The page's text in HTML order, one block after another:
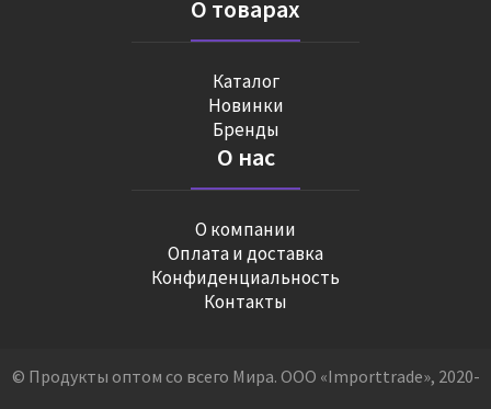
О товарах
Каталог
Новинки
Бренды
О нас
О компании
Оплата и доставка
Конфиденциальность
Контакты
© Продукты оптом со всего Мира. ООО «Importtrade», 2020-